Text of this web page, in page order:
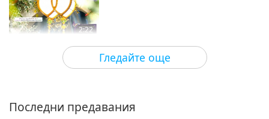
Гледайте още
2:22
2019-11-13 15600
2:15
Последни предавания